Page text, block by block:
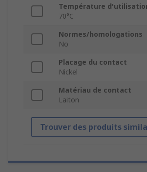
Température
70°C
Normes/homologations
No
Placage du contact
Nickel
Matériau de contact
Laiton
Trouver des produits